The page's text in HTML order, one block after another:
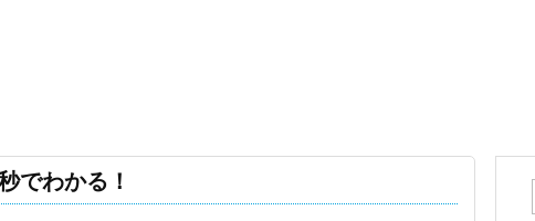
でわかる！